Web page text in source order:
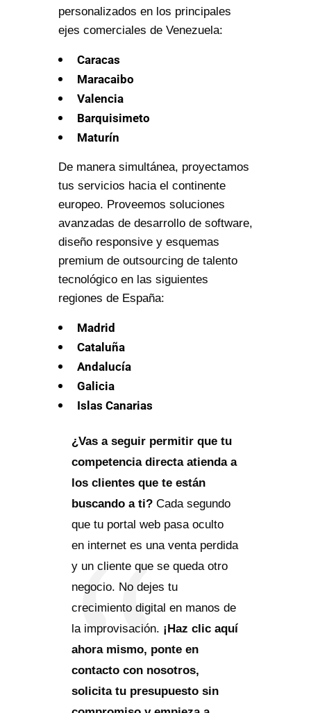
personalizados en los principales
ejes comerciales de Venezuela:
Caracas
Maracaibo
Valencia
Barquisimeto
Maturín
De manera simultánea, proyectamos
tus servicios hacia el continente
europeo. Proveemos soluciones
avanzadas de desarrollo de software,
diseño responsive y esquemas
premium de outsourcing de talento
tecnológico en las siguientes
regiones de España:
Madrid
Cataluña
Andalucía
Galicia
Islas Canarias
¿Vas a seguir permitir que tu
competencia directa atienda a
los clientes que te están
buscando a ti? Cada segundo
que tu portal web pasa oculto
en internet es una venta perdida
y un cliente que se queda otro
negocio. No dejes tu
crecimiento digital en manos de
la improvisación. ¡Haz clic aquí
ahora mismo, ponte en
contacto con nosotros,
solicita tu presupuesto sin